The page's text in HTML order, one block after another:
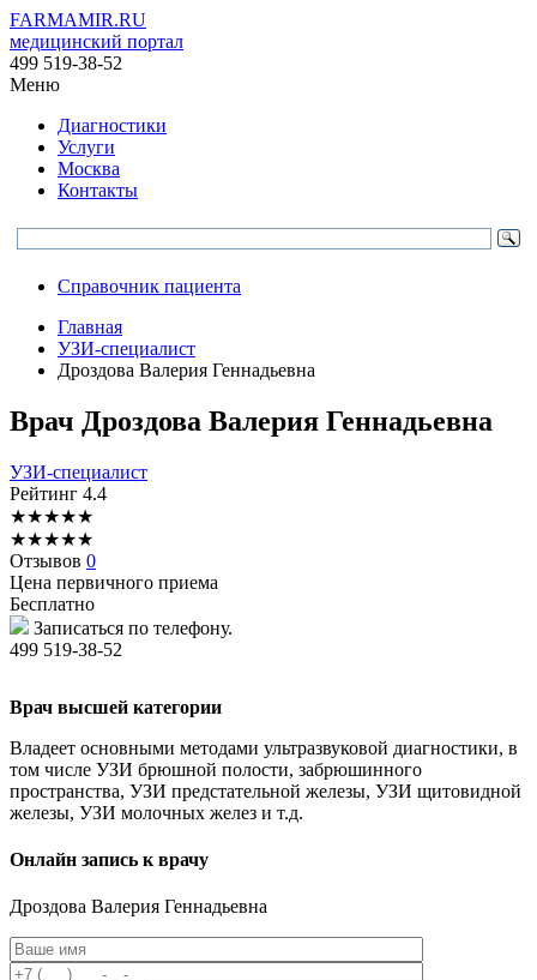
FARMAMIR.RU
медицинский портал
499 519-38-52
Меню
Диагностики
Услуги
Москва
Контакты
Справочник пациента
Главная
УЗИ-специалист
Дроздова Валерия Геннадьевна
Врач Дроздова Валерия Геннадьевна
УЗИ-специалист
Рейтинг 4.4
★★★★★
★★★★★
Отзывов 0
Цена первичного приема
Бесплатно
Записаться по телефону.
499 519-38-52
Врач высшей категории
Владеет основными методами ультразвуковой диагностики, в
том числе УЗИ брюшной полости, забрюшинного
пространства, УЗИ предстательной железы, УЗИ щитовидной
железы, УЗИ молочных желез и т.д.
Онлайн запись к врачу
Дроздова Валерия Геннадьевна